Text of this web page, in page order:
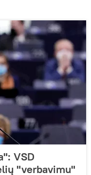
VSD
"verbavimu"